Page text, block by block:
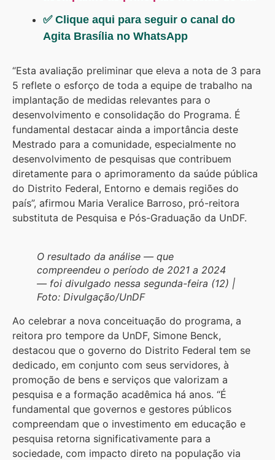
✅ Clique aqui para seguir o canal do
Agita Brasília no WhatsApp
“Esta avaliação preliminar que eleva a nota de 3 para
5 reflete o esforço de toda a equipe de trabalho na
implantação de medidas relevantes para o
desenvolvimento e consolidação do Programa. É
fundamental destacar ainda a importância deste
Mestrado para a comunidade, especialmente no
desenvolvimento de pesquisas que contribuem
diretamente para o aprimoramento da saúde pública
do Distrito Federal, Entorno e demais regiões do
país”, afirmou Maria Veralice Barroso, pró-reitora
substituta de Pesquisa e Pós-Graduação da UnDF.
O resultado da análise ― que
compreendeu o período de 2021 a 2024
― foi divulgado nessa segunda-feira (12) |
Foto: Divulgação/UnDF
Ao celebrar a nova conceituação do programa, a
reitora pro tempore da UnDF, Simone Benck,
destacou que o governo do Distrito Federal tem se
dedicado, em conjunto com seus servidores, à
promoção de bens e serviços que valorizam a
pesquisa e a formação acadêmica há anos. “É
fundamental que governos e gestores públicos
compreendam que o investimento em educação e
pesquisa retorna significativamente para a
sociedade, com impacto direto na população via